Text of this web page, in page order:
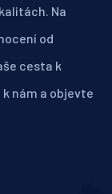
Na
od
cesta k
nám a objevte